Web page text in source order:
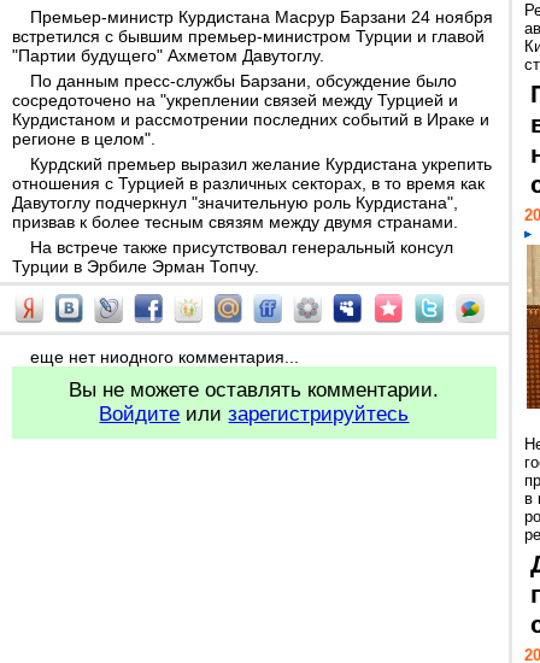
Премьер-министр Курдистана Масрур Барзани 24 ноября
встретился с бывшим премьер-министром Турции и главой
"Партии будущего" Ахметом Давутоглу.
По данным пресс-службы Барзани, обсуждение было
сосредоточено на "укреплении связей между Турцией и
Курдистаном и рассмотрении последних событий в Ираке и
регионе в целом".
Курдский премьер выразил желание Курдистана укрепить
отношения с Турцией в различных секторах, в то время как
Давутоглу подчеркнул "значительную роль Курдистана",
призвав к более тесным связям между двумя странами.
На встрече также присутствовал генеральный консул
Турции в Эрбиле Эрман Топчу.
еще нет ниодного комментария...
Вы не можете оставлять комментарии.
Войдите илизарегистрируйтесь
в